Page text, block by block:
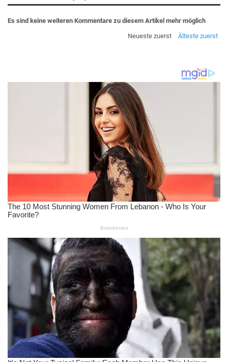
Es sind keine weiteren Kommentare zu diesem Artikel mehr möglich
Neueste zuerst
Älteste zuerst